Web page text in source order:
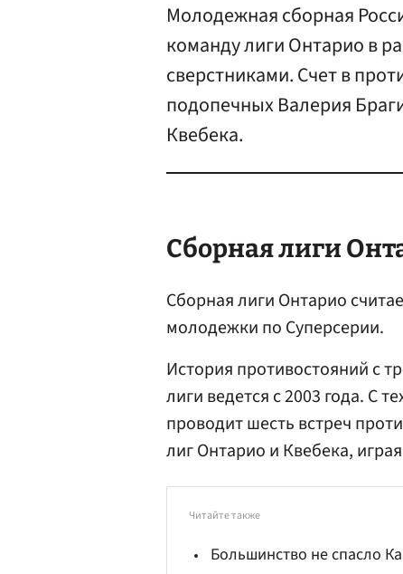
Молодежная сборная
команду лиги Онтарио в
сверстниками. Счет в
подопечных Валерия
Квебека.
Сборная лиги
Сборная лиги Онтарио
молодежки по Суперсерии.
История противостояний с
лиги ведется с 2003 года. С
проводит шесть встреч
лиг Онтарио и Квебека,
Читайте также
Большинство не спасло